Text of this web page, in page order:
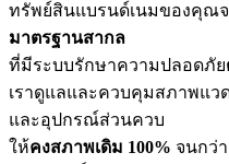
ทรัพย์สินแบรนด์เนมของคุณจ
มาตรฐานสากล
ที่มีระบบรักษาความปลอดภัย
เราดูแลและควบคุมสภาพแ
และอุปกรณ์ส่วนควบ
ให้คงสภาพเดิม 100% จนกว่